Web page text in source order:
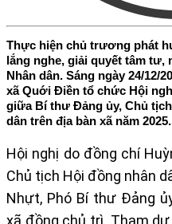
Thực hiện chủ trương phát
lắng nghe, giải quyết tâm tư,
Nhân dân. Sáng ngày 24/12/
xã Quới Điền tổ chức Hội
giữa Bí thư Đảng ủy, Chủ
dân trên địa bàn xã năm 2025.
Hội nghị do đồng chí
Chủ tịch Hội đồng nhân
Nhựt, Phó Bí thư Đảng
xã đồng chủ trì. Tham